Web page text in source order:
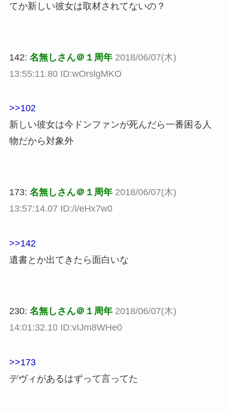
てか新しい彼女は取材されてないの？
142: 名無しさん＠１周年 2018/06/07(木)
13:55:11.80 ID:wOrslgMKO
>>102
新しい彼女は今ドンファンが死んだら一番困る人
物だから対象外
173: 名無しさん＠１周年 2018/06/07(木)
13:57:14.07 ID:/i/eHx7w0
>>142
遺書とか出てきたら面白いな
230: 名無しさん＠１周年 2018/06/07(木)
14:01:32.10 ID:vIJm8WHe0
>>173
デヴィがあるはずって言ってた